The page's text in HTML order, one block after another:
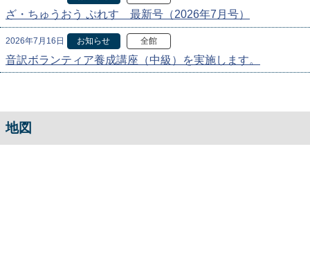
ざ・ちゅうおう ぷれす 最新号（2026年7月号）
2026年7月16日 お知らせ 全館
音訳ボランティア養成講座（中級）を実施します。
地図